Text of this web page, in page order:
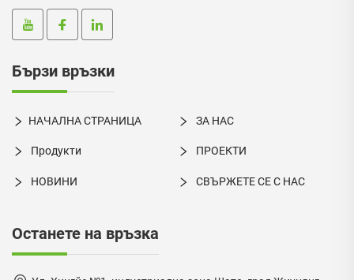
Бързи връзки
НАЧАЛНА СТРАНИЦА ЗА НАС
Продукти ПРОЕКТИ
НОВИНИ СВЪРЖЕТЕ СЕ С НАС
Останете на връзка